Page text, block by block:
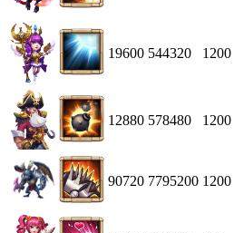
19600 544320 1200
12880 578480 1200
90720 7795200 1200